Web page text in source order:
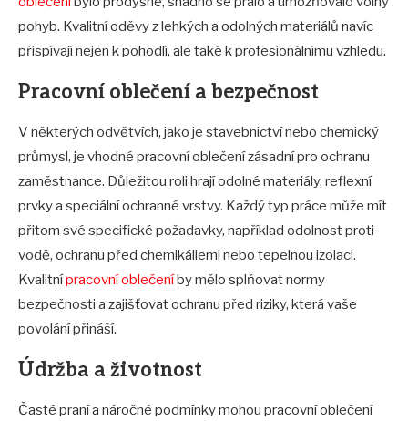
pohyb. Kvalitní oděvy z lehkých a odolných materiálů navíc
přispívají nejen k pohodlí, ale také k profesionálnímu vzhledu.
Pracovní oblečení a bezpečnost
V některých odvětvích, jako je stavebnictví nebo chemický
průmysl, je vhodné pracovní oblečení zásadní pro ochranu
zaměstnance. Důležitou roli hrají odolné materiály, reflexní
prvky a speciální ochranné vrstvy. Každý typ práce může mít
přitom své specifické požadavky, například odolnost proti
vodě, ochranu před chemikáliemi nebo tepelnou izolaci.
Kvalitnípracovní oblečeníby mělo splňovat normy
bezpečnosti a zajišťovat ochranu před riziky, která vaše
povolání přináší.
Údržba a životnost
Časté praní a náročné podmínky mohou pracovní oblečení